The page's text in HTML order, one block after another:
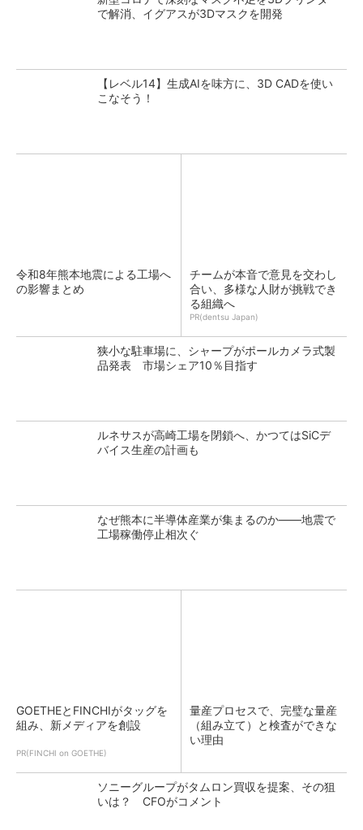
で解消、イグアスが3Dマスクを開発
【レベル14】生成AIを味方に、3D CADを使い
こなそう！
令和8年熊本地震による工場へ
の影響まとめ
チームが本音で意見を交わし
合い、多様な人財が挑戦でき
る組織へ
PR(dentsu Japan)
狭小な駐車場に、シャープがポールカメラ式製
品発表 市場シェア10％目指す
ルネサスが高崎工場を閉鎖へ、かつてはSiCデ
バイス生産の計画も
なぜ熊本に半導体産業が集まるのか――地震で
工場稼働停止相次ぐ
GOETHEとFINCHIがタッグを
組み、新メディアを創設
PR(FINCHI on GOETHE)
量産プロセスで、完璧な量産
（組み立て）と検査ができな
い理由
ソニーグループがタムロン買収を提案、その狙
いは？ CFOがコメント